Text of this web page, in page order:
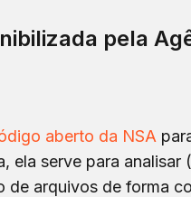
pela
aberto da NSA
ela serve para analisar
de arquivos de forma